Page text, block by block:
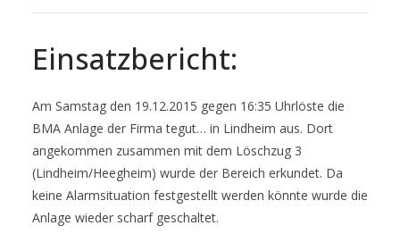
Einsatzbericht:
Am Samstag den 19.12.2015 gegen 16:35 Uhrlöste die
BMA Anlage der Firma tegut… in Lindheim aus. Dort
angekommen zusammen mit dem Löschzug 3
(Lindheim/Heegheim) wurde der Bereich erkundet. Da
keine Alarmsituation festgestellt werden könnte wurde die
Anlage wieder scharf geschaltet.